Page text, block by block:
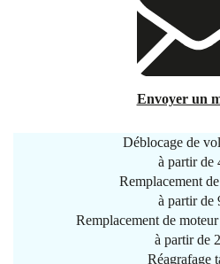
Envoyer un
Déblocage de
à partir de
Remplacement
à partir de
Remplacement de
à partir de
Réagrafage